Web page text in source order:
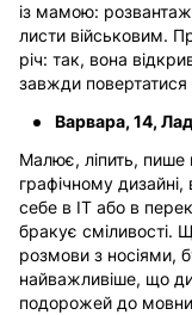
із мамою:
листи військовим.
річ: так, вона
завжди
Варвара, 14,
Малює, ліпить, пише
графічному дизайні,
себе в IT або в
бракує сміливості.
розмови з носіями,
найважливіше, що
подорожей до